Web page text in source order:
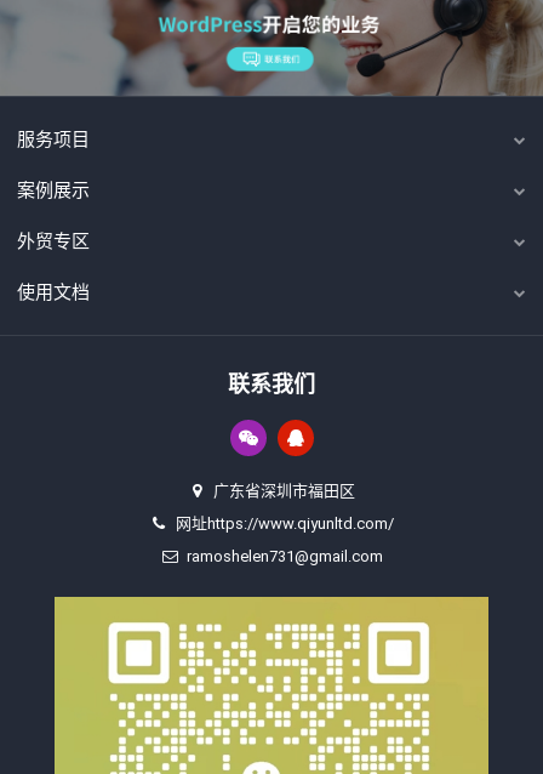
服务项目
案例展示
外贸专区
使用文档
联系我们
广东省深圳市福田区
网址https://www.qiyunltd.com/
ramoshelen731@gmail.com